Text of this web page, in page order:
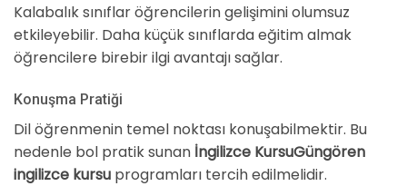
Kalabalık sınıflar öğrencilerin gelişimini olumsuz
etkileyebilir. Daha küçük sınıflarda eğitim almak
öğrencilere birebir ilgi avantajı sağlar.
Konuşma Pratiği
Dil öğrenmenin temel noktası konuşabilmektir. Bu
nedenle bol pratik sunan İngilizce KursuGüngören
ingilizce kursu programları tercih edilmelidir.